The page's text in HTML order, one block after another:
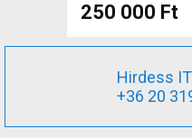
250 000 Ft
Hirdess
+36 20